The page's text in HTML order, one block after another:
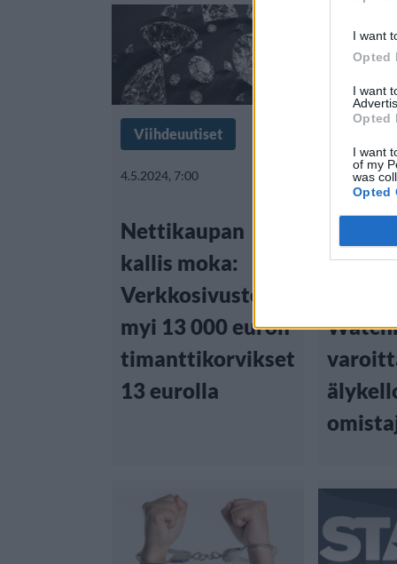
I want
Opted
I want
Opted
I want
of my
was
Opted
Viihdeuutiset
4.5.2024, 7:00
Nettikaupan
kallis moka:
Verkkosivusto
myi 13 000 euron
timanttikorvikset
13 eurolla
6.3.2024,